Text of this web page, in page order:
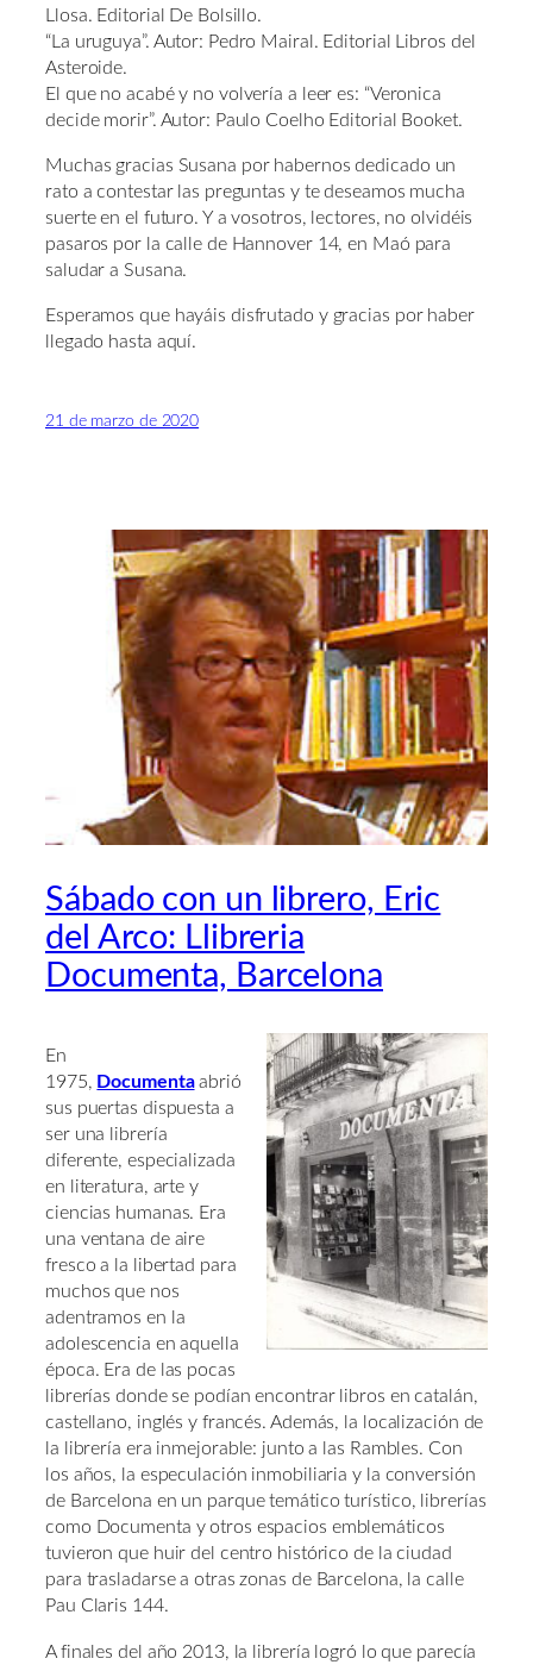
Llosa. Editorial De Bolsillo.
“La uruguya”. Autor: Pedro Mairal. Editorial Libros del
Asteroide.
El que no acabé y no volvería a leer es: “Veronica
decide morir”. Autor: Paulo Coelho Editorial Booket.
Muchas gracias Susana por habernos dedicado un
rato a contestar las preguntas y te deseamos mucha
suerte en el futuro. Y a vosotros, lectores, no olvidéis
pasaros por la calle de Hannover 14, en Maó para
saludar a Susana.
Esperamos que hayáis disfrutado y gracias por haber
llegado hasta aquí.
21 de marzo de 2020
Sábado con un librero, Eric
del Arco: Llibreria
Documenta, Barcelona
En
1975, Documenta abrió
sus puertas dispuesta a
ser una librería
diferente, especializada
en literatura, arte y
ciencias humanas. Era
una ventana de aire
fresco a la libertad para
muchos que nos
adentramos en la
adolescencia en aquella
época. Era de las pocas
librerías donde se podían encontrar libros en catalán,
castellano, inglés y francés. Además, la localización de
la librería era inmejorable: junto a las Rambles. Con
los años, la especulación inmobiliaria y la conversión
de Barcelona en un parque temático turístico, librerías
como Documenta y otros espacios emblemáticos
tuvieron que huir del centro histórico de la ciudad
para trasladarse a otras zonas de Barcelona, la calle
Pau Claris 144.
A finales del año 2013, la librería logró lo que parecía